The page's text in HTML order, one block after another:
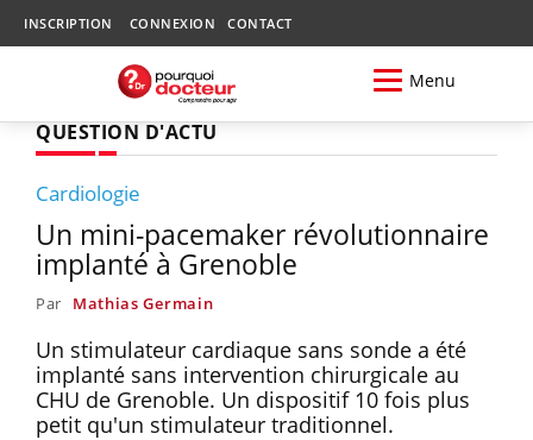
INSCRIPTION CONNEXION CONTACT
Menu
QUESTION D'ACTU
Cardiologie
Un mini-pacemaker révolutionnaire
implanté à Grenoble
Par Mathias Germain
Un stimulateur cardiaque sans sonde a été
implanté sans intervention chirurgicale au
CHU de Grenoble. Un dispositif 10 fois plus
petit qu'un stimulateur traditionnel.